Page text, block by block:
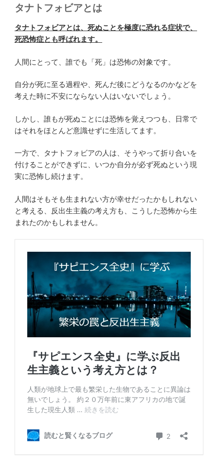
タナトフォビアとは
タナトフォビアとは、死ぬことを極度に恐れる症状で、
死恐怖症とも呼ばれます。
人間にとって、誰でも「死」は恐怖の対象です。
自分が死に至る過程や、死んだ後にどうなるのかなどを
考えた時に不安にならない人はいないでしょう。
しかし、誰もが死ぬことには恐怖を覚えつつも、日常で
はそれをほとんど意識せずに生活してます。
一方で、タナトフォビアの人は、そうやって折り合いを
付けることができずに、いつか自分が必ず死ぬという現
実に恐怖し続けます。
人間はそもそも生まれない方が幸せだったかもしれない
と考える、反出生主義の考え方も、こうした恐怖から生
まれたのかもしれません。